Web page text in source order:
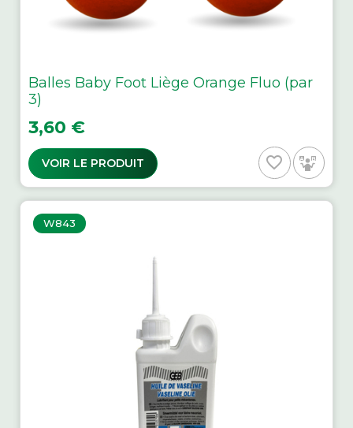
Balles Baby Foot Liège Orange Fluo (par
3)
Prix
3,60 €
VOIR LE PRODUIT favorite_border
W843